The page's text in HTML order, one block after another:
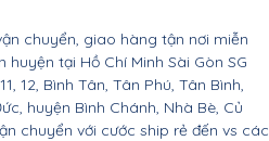
chuyển, giao hàng tận nơi miễn
tại Hồ Chí Minh Sài Gòn SG
12, Bình Tân, Tân Phú, Tân Bình,
huyện Bình Chánh, Nhà Bè, Củ
chuyển với cước ship rẻ đến vs các